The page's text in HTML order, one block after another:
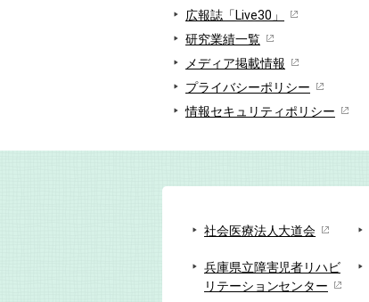
広報誌「Live30」
研究業績一覧
メディア掲載情報
プライバシーポリシー
情報セキュリティポリシー
社会医療法人大道会
兵庫県立障害児者リハビ
リテーションセンター